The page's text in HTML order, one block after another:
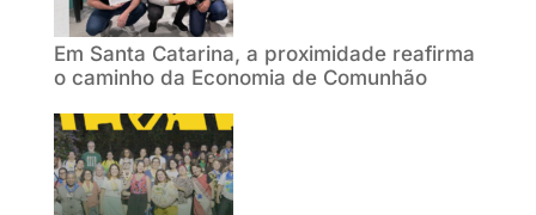
Em Santa Catarina, a proximidade reafirma
o caminho da Economia de Comunhão